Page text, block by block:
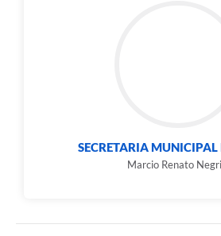
SECRETARIA MUNICIPAL
Marcio Renato